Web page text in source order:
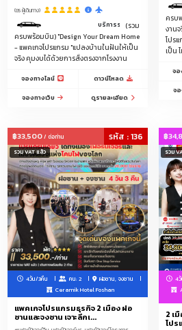
(85 ผู้เดินทาง)
บริการรถลีมูซีนพร้อมคนขับรถ ระหว่างสน
(รวม
ครบพร้อมบิน) "Design Your Dream Home
- แพคเกจโปรแกรม "แปลงบ้านในฝันให้เป็น
จริง คุมงบได้ด้วยการสั่งตรงจากโรงงาน
จองทางไลน์
ดาวน์โหลด
จองทางเว็บ
ดูรายละเอียด
ครบ
งาน
โปร
เป็น
จอ
จอ
฿33,500/ ต่อท่าน
รวม VAT แล้ว
รหัส : 136
4วัน/3คืน คน: 2
ฝอซาน, จงซาน
Ceramik Hotel Foshan
แพคเกจโปรแกรมธุรกิจ 2 เมือง ฝอ
ซานและจงซาน เจาะลึกเ...
฿
รวม
4
2 เ
โป